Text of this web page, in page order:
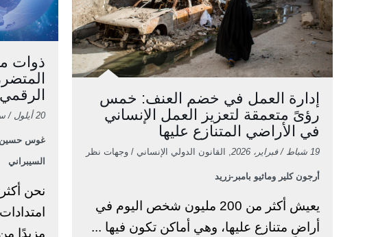
إدارة العمل في خضم العنف: خمس
رؤىً متعمقة لتعزيز العمل الإنساني
في الأراضي المتنازع عليها
19 شباط / فبراير، 2026 , القانون الدولي الإنساني / وجهات نظر
أرجون كلير وماثيو بامبر-زريد
يعيش أكثر من 200 مليون شخص اليوم في
أراضٍ متنازع عليها، وهي أماكن تكون فيها ...
ذوات
20 أيلول / سبتمبر، 2018
غوس حسين-
السيبراني
نحن
مزيدًا